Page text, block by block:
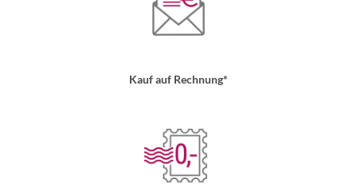
Kauf auf Rechnung*